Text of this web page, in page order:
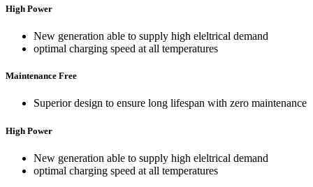
High Power
New generation able to supply high eleltrical demand
optimal charging speed at all temperatures
Maintenance Free
Superior design to ensure long lifespan with zero maintenance
High Power
New generation able to supply high eleltrical demand
optimal charging speed at all temperatures